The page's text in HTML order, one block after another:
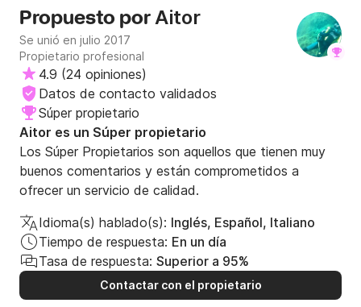
Propuesto porAitor
Se unió en julio 2017
Propietario profesional
4.9 (24 opiniones)
Datos de contacto validados
Súper propietario
Aitor es un Súper propietario
Los Súper Propietarios son aquellos que tienen muy
buenos comentarios y están comprometidos a
ofrecer un servicio de calidad.
Idioma(s) hablado(s): Inglés, Español, Italiano
Tiempo de respuesta: En un día
Tasa de respuesta: Superior a 95%
Contactar con el propietario